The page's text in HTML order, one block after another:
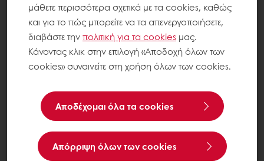
μάθετε περισσότερα σχετικά με τα cookies, καθώς
και για το πώς μπορείτε να τα απενεργοποιήσετε,
διαβάστε τηνπολιτική για τα cookies μας.
Κάνοντας κλικ στην επιλογή «Αποδοχή όλων των
cookies» συναινείτε στη χρήση όλων των cookies.
Αποδέχομαι όλα τα cookies
Aπόρριψη όλων των cookies